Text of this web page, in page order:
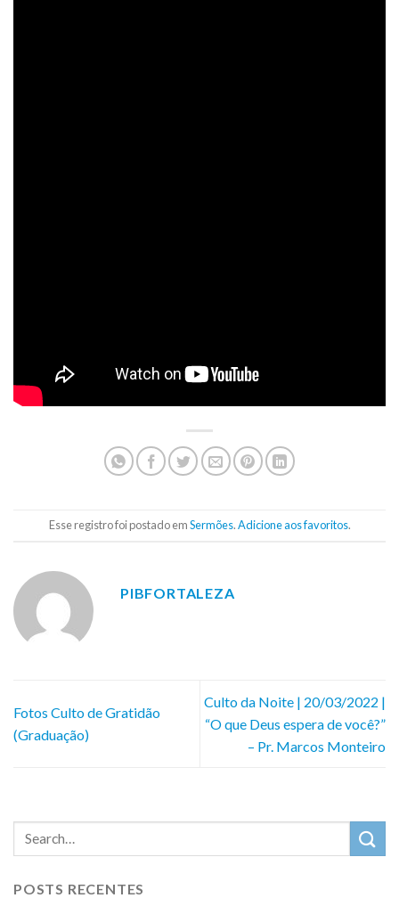
Esse registro foi postado emSermões.Adicione aos favoritos.
PIBFORTALEZA
Fotos Culto de Gratidão
(Graduação)
Culto da Noite | 20/03/2022 |
“O que Deus espera de você?”
– Pr. Marcos Monteiro
POSTS RECENTES